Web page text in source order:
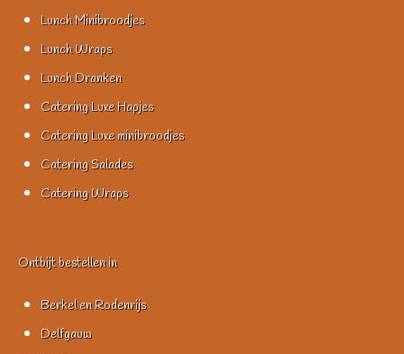
Lunch Minibroodjes
Lunch Wraps
Lunch Dranken
Catering Luxe Hapjes
Catering Luxe minibroodjes
Catering Salades
Catering Wraps
Ontbijt bestellen in
Berkel en Rodenrijs
Delfgauw